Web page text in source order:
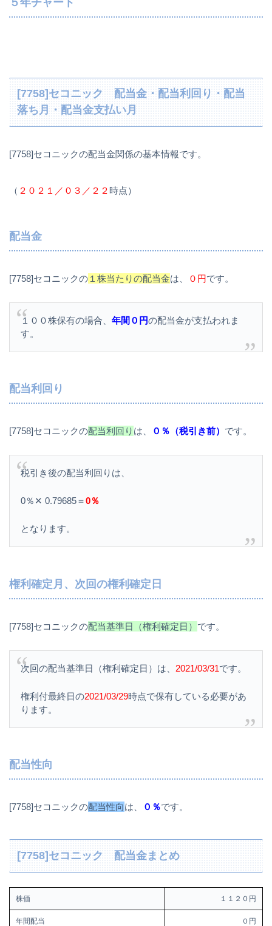
５年チャート
[7758]セコニック 配当金・配当利回り・配当
落ち月・配当金支払い月
[7758]セコニックの配当金関係の基本情報です。
（ ２０２１／０３／２２時点）
配当金
[7758]セコニックの １株当たりの配当金は、 ０円です。
１００株保有の場合、 年間０円の配当金が支払われま
す。
配当利回り
[7758]セコニックの配当利回り は、 ０％（税引き前） です。
税引き後の配当利回りは、
0％✕ 0.79685＝0％
となります。
権利確定月、次回の権利確定日
[7758]セコニックの配当基準日（権利確定日） です。
次回の配当基準日（権利確定日）は、 2021/03/31です。
権利付最終日の2021/03/29時点で保有している必要があ
ります。
配当性向
[7758]セコニックの配当性向は、 ０％です。
[7758]セコニック 配当金まとめ
株価 １１２０円
年間配当 ０円